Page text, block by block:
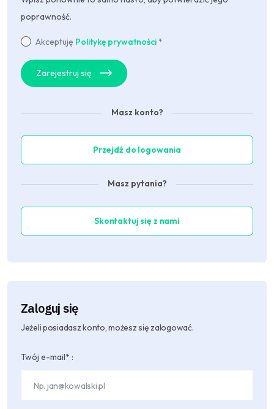
poprawność.
Akceptuję Politykę prywatności *
Zarejestruj się
Masz konto?
Przejdź do logowania
Masz pytania?
Skontaktuj się z nami
Zaloguj się
Jeżeli posiadasz konto, możesz się zalogować.
Twój e-mail* :